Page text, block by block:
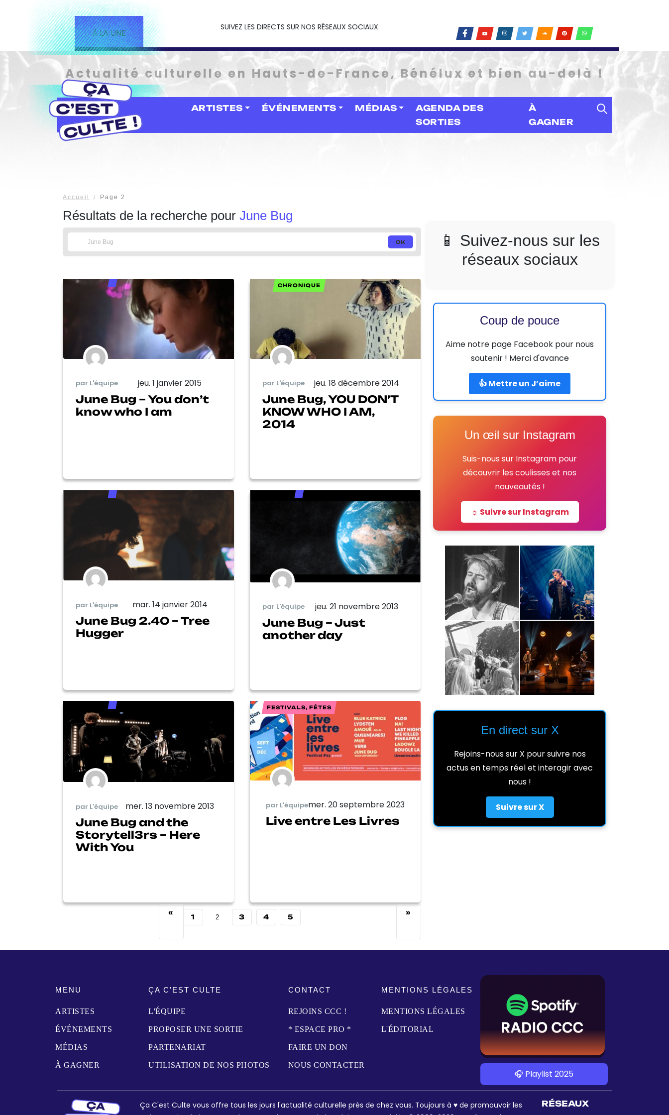
À LA UNE
SUIVEZ LES DIRECTS SUR NOS RÉSEAUX SOCIAUX
Actualité culturelle en Hauts-de-France, Bénélux et bien au-delà !
ARTISTES ÉVÉNEMENTS MÉDIAS
AGENDA DES
SORTIES
À
GAGNER
Accueil Page 2
Résultats de la recherche pour June Bug
par L'équipe jeu. 1 janvier 2015
June Bug – You don’t
know who I am
CHRONIQUE
par L'équipe jeu. 18 décembre 2014
June Bug, YOU DON’T
KNOW WHO I AM,
2014
par L'équipe mar. 14 janvier 2014
June Bug 2.40 – Tree
Hugger
par L'équipe jeu. 21 novembre 2013
June Bug – Just
another day
par L'équipe mer. 13 novembre 2013
June Bug and the
Storytell3rs – Here
With You
FESTIVALS, FÊTES
par L'équipemer. 20 septembre 2023
Live entre Les Livres
«
1 2 3 4 5
»
📱 Suivez-nous sur les
réseaux sociaux
Coup de pouce
Aime notre page Facebook pour nous
soutenir ! Merci d'avance
👍 Mettre un J’aime
Un œil sur Instagram
Suis-nous sur Instagram pour
découvrir les coulisses et nos
nouveautés !
☼ Suivre sur Instagram
En direct sur X
Rejoins-nous sur X pour suivre nos
actus en temps réel et interagir avec
nous !
Suivre sur X
MENU
ARTISTES
ÉVÉNEMENTS
MÉDIAS
À GAGNER
ÇA C'EST CULTE
L'ÉQUIPE
PROPOSER UNE SORTIE
PARTENARIAT
UTILISATION DE NOS PHOTOS
CONTACT
REJOINS CCC !
* ESPACE PRO *
FAIRE UN DON
NOUS CONTACTER
MENTIONS LÉGALES
MENTIONS LÉGALES
L'ÉDITORIAL
🎧 Playlist 2025
Ça C'est Culte vous offre tous les jours l'actualité culturelle près de chez vous. Toujours à ♥ de promouvoir les
RÉSEAUX